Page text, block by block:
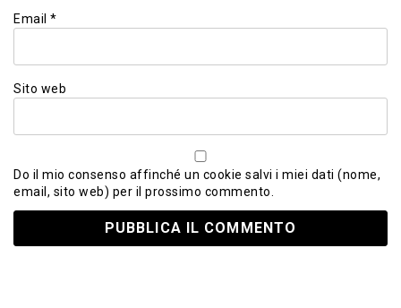
Email *
Sito web
Do il mio consenso affinché un cookie salvi i miei dati (nome,
email, sito web) per il prossimo commento.